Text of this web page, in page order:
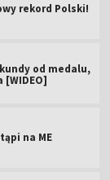
rekord Polski!
od medalu,
na ME